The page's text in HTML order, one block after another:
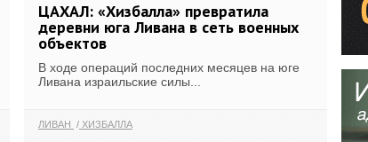
ЦАХАЛ: «Хизбалла» превратила
деревни юга Ливана в сеть военных
объектов
В ходе операций последних месяцев на юге
Ливана израильские силы...
ЛИВАН ХИЗБАЛЛА